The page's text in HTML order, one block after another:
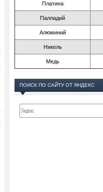
Платина
Палладий
Алюминий
Никель
Медь
ПОИСК ПО САЙТУ ОТ ЯНДЕКС